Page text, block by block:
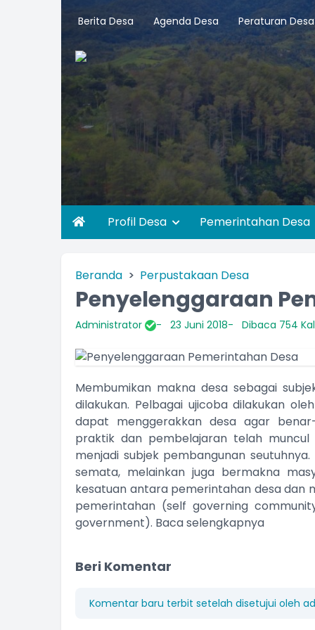
Berita Desa Agenda Desa Peraturan Desa
Profil Desa Pemerintahan Desa
Beranda Perpustakaan Desa
Penyelenggaraan
Administrator 23 Juni 2018 Dibaca 754
Membumikan makna desa sebagai
dilakukan. Pelbagai ujicoba dilakukan
dapat menggerakkan desa agar
praktik dan pembelajaran telah
menjadi subjek pembangunan
semata, melainkan juga bermakna
kesatuan antara pemerintahan desa dan
pemerintahan (self governing
government). Baca selengkapnya
Beri Komentar
Komentar baru terbit setelah disetujui oleh